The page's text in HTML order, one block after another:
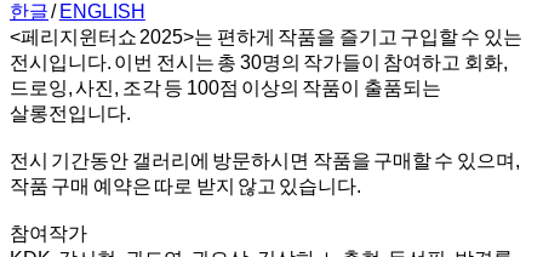
한글/ ENGLISH
<페리지윈터쇼 2025>는 편하게 작품을 즐기고 구입할 수 있는
전시입니다. 이번 전시는 총 30명의 작가들이 참여하고 회화,
드로잉, 사진, 조각 등 100점 이상의 작품이 출품되는
살롱전입니다.
전시 기간동안 갤러리에 방문하시면 작품을 구매할 수 있으며,
작품 구매 예약은 따로 받지 않고 있습니다.
참여작가